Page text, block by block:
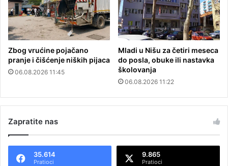
Zbog vrućine pojačano
pranje i čišćenje niških pijaca
06.08.2026 11:45
Mladi u Nišu za četiri meseca
do posla, obuke ili nastavka
školovanja
06.08.2026 11:22
Zapratite nas
35.614
Pratioci
9.865
Pratioci